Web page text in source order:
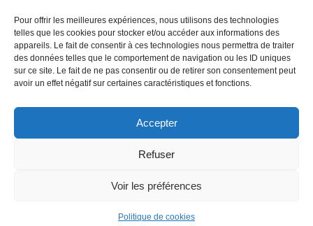
Pour offrir les meilleures expériences, nous utilisons des technologies
telles que les cookies pour stocker et/ou accéder aux informations des
appareils. Le fait de consentir à ces technologies nous permettra de traiter
des données telles que le comportement de navigation ou les ID uniques
sur ce site. Le fait de ne pas consentir ou de retirer son consentement peut
avoir un effet négatif sur certaines caractéristiques et fonctions.
Accepter
Refuser
Voir les préférences
Politique de cookies
Copyright 2026 - Devis piscine - Tous droit réservés